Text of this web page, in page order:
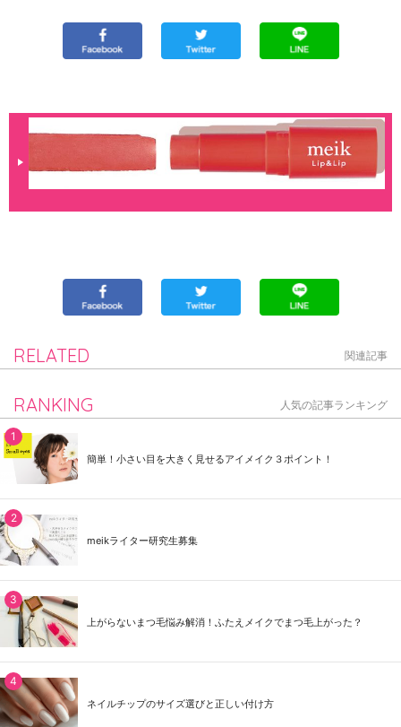
RELATED 関連記事
RANKING 人気の記事ランキング
簡単！小さい目を大きく見せるアイメイク３ポイント！
meikライター研究生募集
上がらないまつ毛悩み解消！ふたえメイクでまつ毛上がった？
ネイルチップのサイズ選びと正しい付け方